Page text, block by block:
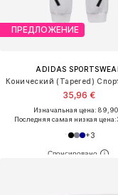
ПРЕДЛОЖЕНИЕ
ADIDAS
35,96 €
Изначальная цена:
Последняя самая низкая цена:
+3